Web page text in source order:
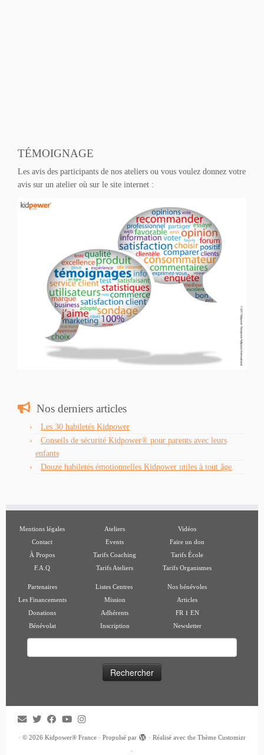
TÉMOIGNAGE
Les avis des participants de nos ateliers ou vous voulez donnez votre
avis sur un atelier où sur le site internet :
Nos derniers articles
Les 30 habiletés Kidpower
Conseils de sécurité Kidpower® pour parents avec leurs
enfants
Douze habiletés émotionnelles Kidpower utiles à tout âge
Mentions légales
Contact
À Propos
F.A.Q
Ateliers
Events
Tarifs Coaching
Tarifs Ateliers
Vidéos
Faire un don
Tarifs École
Tarifs Organismes
Partenaires
Les Financements
Donations
Bénévolat
Listes Centres
Mission
Adhérents
Inscription
Nos bénévoles
Articles
FR ı EN
Newsletter
· © 2026 Kidpower® France · Propulsé par · Réalisé avec the Thème Customizr
·